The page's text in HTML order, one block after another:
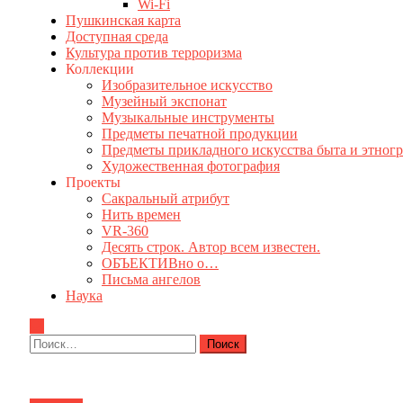
Wi-Fi
Пушкинская карта
Доступная среда
Культура против терроризма
Коллекции
Изобразительное искусство
Музейный экспонат
Музыкальные инструменты
Предметы печатной продукции
Предметы прикладного искусства быта и
Художественная фотография
Проекты
Сакральный атрибут
Нить времен
VR-360
Десять строк. Автор всем известен.
ОБЪЕКТИВно о…
Письма ангелов
Наука
Найти: